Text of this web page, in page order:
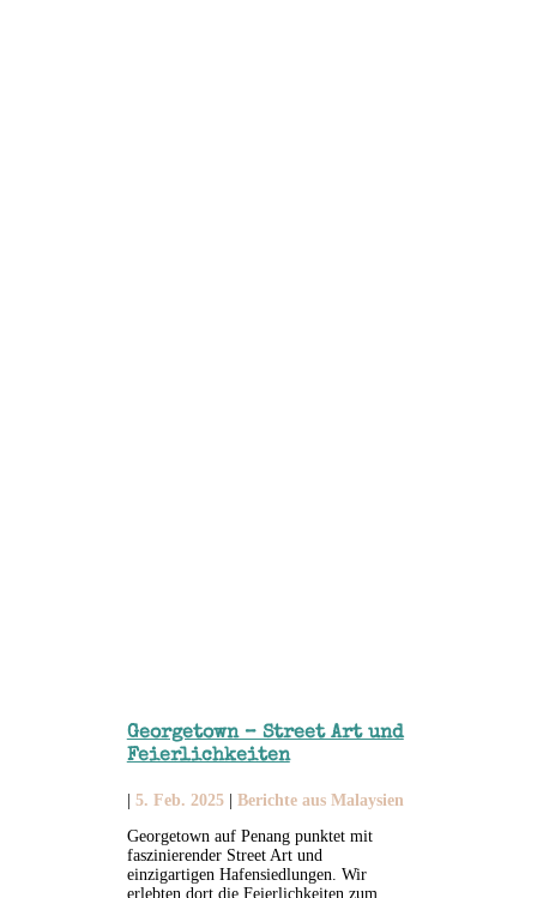
Georgetown – Street Art und
Feierlichkeiten
5. Feb. 2025
Berichte aus Malaysien
Georgetown auf Penang punktet mit
faszinierender Street Art und
einzigartigen Hafensiedlungen. Wir
erlebten dort die Feierlichkeiten zum